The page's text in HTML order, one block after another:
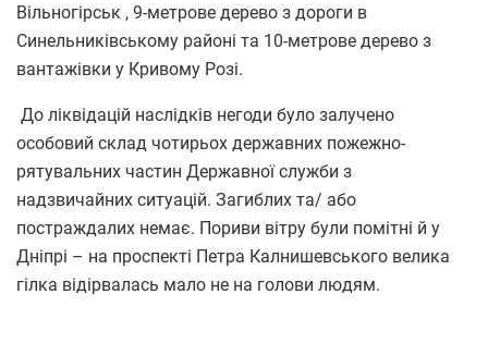
Вільногірськ , 9-метрове дерево з дороги в
Синельниківському районі та 10-метрове дерево з
вантажівки у Кривому Розі.
До ліквідацій наслідків негоди було залучено
особовий склад чотирьох державних пожежно-
рятувальних частин Державної служби з
надзвичайних ситуацій. Загиблих та/ або
постраждалих немає. Пориви вітру були помітні й у
Дніпрі – на проспекті Петра Калнишевського велика
гілка відірвалась мало не на голови людям.